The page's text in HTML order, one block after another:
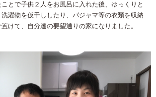
とで子供２人をお風呂に入れた後、ゆっくりと
濯物を仮干ししたり、パジャマ等の衣類を収納
けて、自分達の要望通りの家になりました。